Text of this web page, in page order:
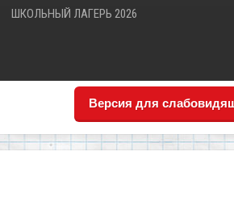
ШКОЛЬНЫЙ ЛАГЕРЬ 2026
Версия для